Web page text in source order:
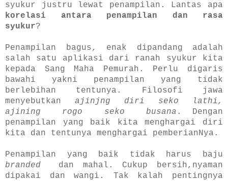
syukur justru lewat penampilan. Lantas apa
korelasi antara penampilan dan rasa
syukur?
Penampilan bagus, enak dipandang adalah
salah satu aplikasi dari ranah syukur kita
kepada Sang Maha Pemurah. Perlu digaris
bawahi yakni penampilan yang tidak
berlebihan tentunya. Filosofi jawa
menyebutkan ajinjng diri seko lathi,
ajining rogo seko busana . Dengan
penampilan yang baik kita menghargai diri
kita dan tentunya menghargai pemberianNya.
Penampilan yang baik tidak harus baju
branded dan mahal. Cukup bersih,nyaman
dipakai dan wangi. Tak kalah pentingnya